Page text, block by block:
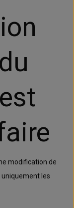
modification de
les